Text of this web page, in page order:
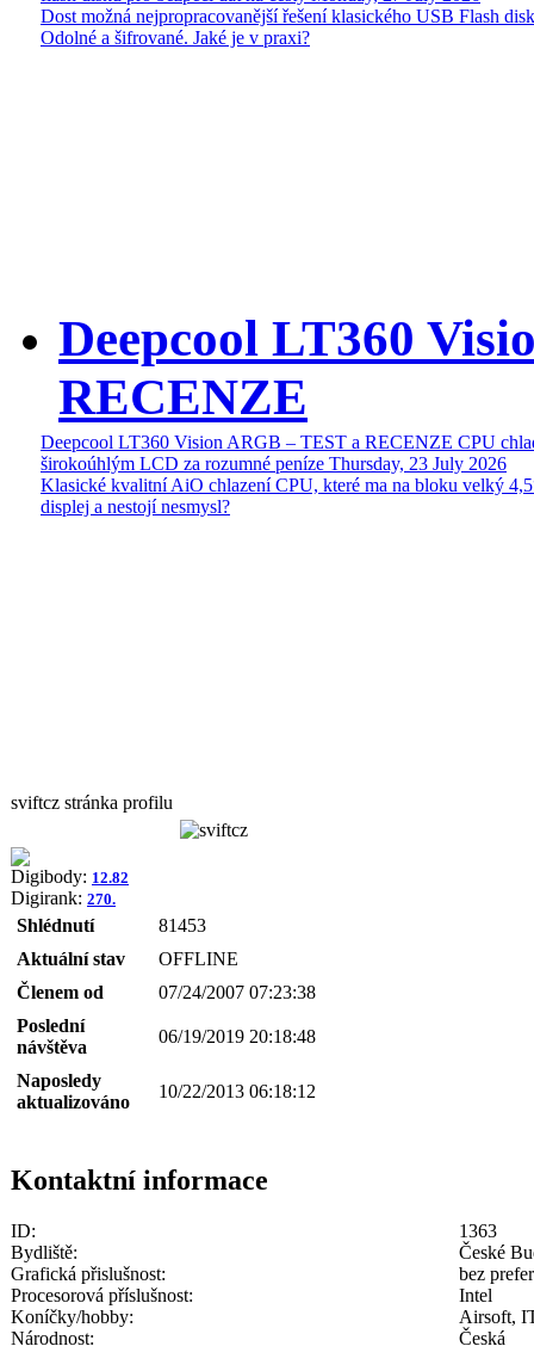
Dost možná nejpropracovanější řešení klasického USB Flash
Odolné a šifrované. Jaké je v praxi?
Deepcool LT360
RECENZE
Deepcool LT360 Vision ARGB – TEST a RECENZE CPU
širokoúhlým LCD za rozumné peníze Thursday, 23 July 2026
Klasické kvalitní AiO chlazení CPU, které ma na bloku velký
displej a nestojí nesmysl?
sviftcz stránka profilu
Digibody: 12.82
Digirank: 270.
Shlédnutí
81453
Aktuální stav
OFFLINE
Členem od
07/24/2007 07:23:38
Poslední
návštěva
06/19/2019 20:18:48
Naposledy
aktualizováno
10/22/2013 06:18:12
Kontaktní informace
ID:
1363
Bydliště:
České
Grafická přislušnost:
bez
Procesorová příslušnost:
Intel
Koníčky/hobby:
Airsoft,
Národnost:
Česká